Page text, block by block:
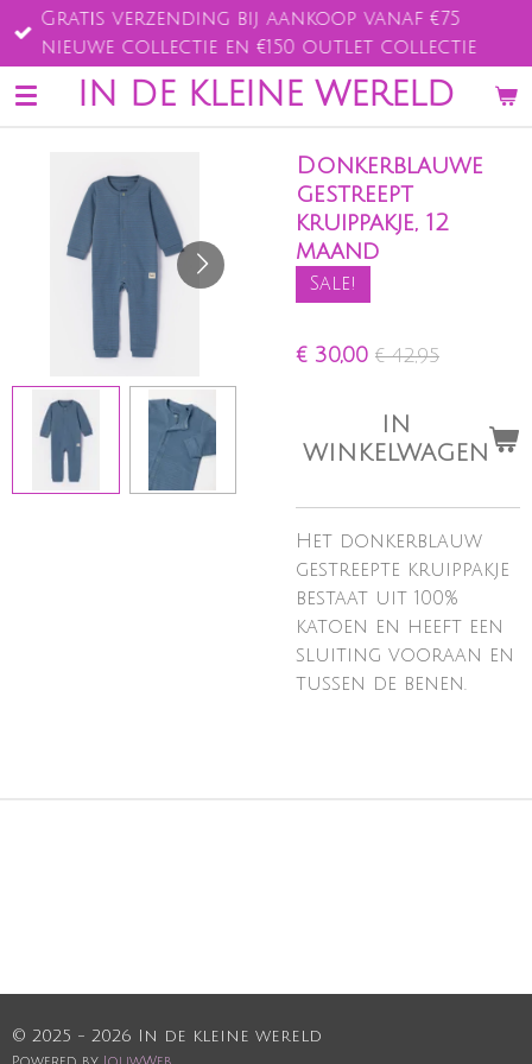
Ga
direct
naar
de
IN DE KLEINE WERELD
Gratis verzending bij aankoop vanaf €75
nieuwe collectie en €150 outlet collectie
Donkerblauwe
gestreept
kruippakje, 12
maand
Sale!
€ 30,00 € 42,95
IN
WINKELWAGEN
Het donkerblauw
gestreepte kruippakje
bestaat uit 100%
katoen en heeft een
sluiting vooraan en
tussen de benen.
© 2025 - 2026 In de kleine wereld